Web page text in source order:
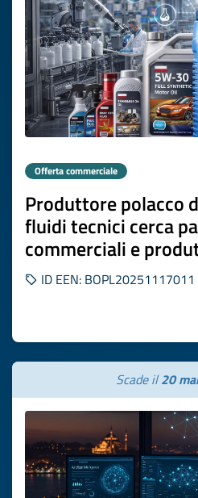
Offerta commerciale
Produttore polacco
fluidi tecnici cerca
commerciali e
ID EEN: BOPL20251117011
Scade il20